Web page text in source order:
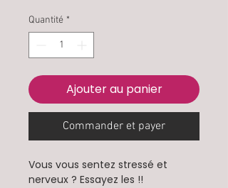
Quantité *
Ajouter au panier
Commander et payer
Vous vous sentez stressé et
nerveux ? Essayez les !!